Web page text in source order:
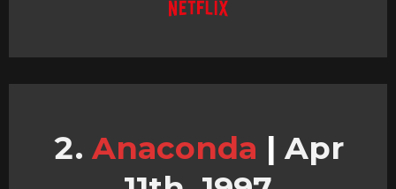
Anaconda | Apr